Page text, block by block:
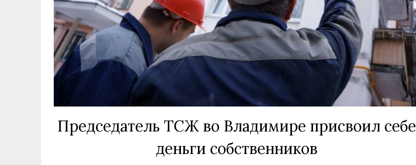
Председатель ТСЖ во Владимире присвоил себе
деньги собственников